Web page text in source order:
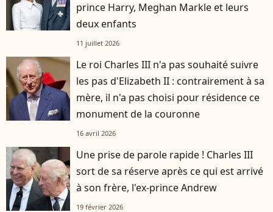
prince Harry, Meghan Markle et leurs
deux enfants
11 juillet 2026
Le roi Charles III n'a pas souhaité suivre
les pas d'Elizabeth II : contrairement à sa
mère, il n'a pas choisi pour résidence ce
monument de la couronne
16 avril 2026
Une prise de parole rapide ! Charles III
sort de sa réserve après ce qui est arrivé
à son frère, l'ex-prince Andrew
19 février 2026